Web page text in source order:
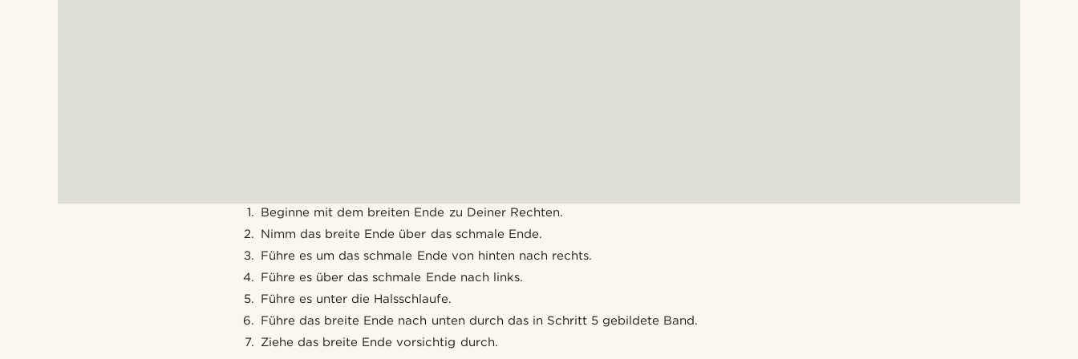
Beginne mit dem breiten Ende zu Deiner Rechten.
Nimm das breite Ende über das schmale Ende.
Führe es um das schmale Ende von hinten nach rechts.
Führe es über das schmale Ende nach links.
Führe es unter die Halsschlaufe.
Führe das breite Ende nach unten durch das in Schritt 5 gebildete Band.
Ziehe das breite Ende vorsichtig durch.